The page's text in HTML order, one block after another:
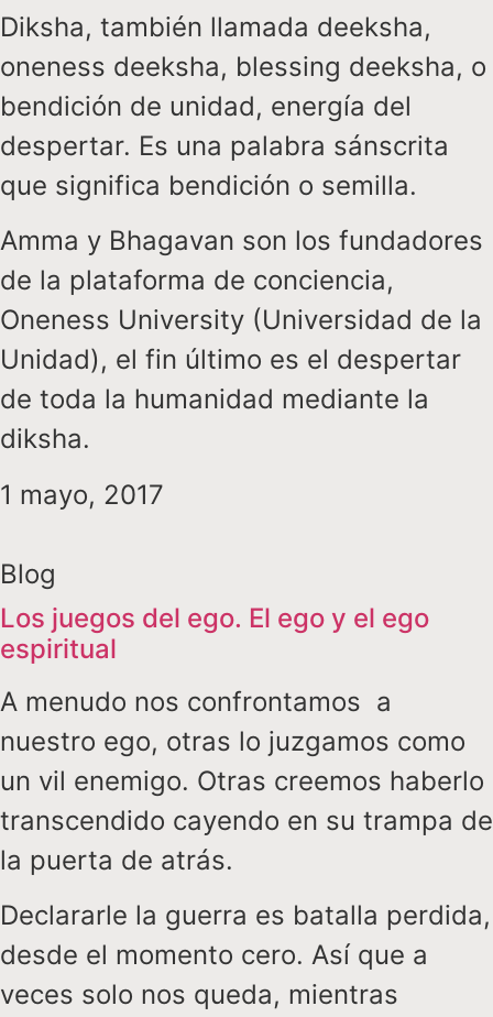
Diksha, también llamada deeksha,
oneness deeksha, blessing deeksha, o
bendición de unidad, energía del
despertar. Es una palabra sánscrita
que significa bendición o semilla.
Amma y Bhagavan son los fundadores
de la plataforma de conciencia,
Oneness University (Universidad de la
Unidad), el fin último es el despertar
de toda la humanidad mediante la
diksha.
1 mayo, 2017
Blog
Los juegos del ego. El ego y el ego
espiritual
A menudo nos confrontamos a
nuestro ego, otras lo juzgamos como
un vil enemigo. Otras creemos haberlo
transcendido cayendo en su trampa de
la puerta de atrás.
Declararle la guerra es batalla perdida,
desde el momento cero. Así que a
veces solo nos queda, mientras